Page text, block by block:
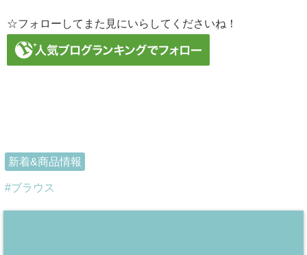
☆フォローしてまた見にいらしてくださいね！
新着&商品情報
ブラウス